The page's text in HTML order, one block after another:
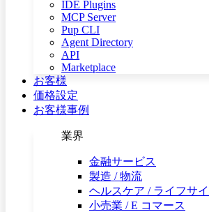
IDE Plugins
MCP Server
Pup CLI
Agent Directory
API
Marketplace
お客様
価格設定
お客様事例
業界
金融サービス
製造 / 物流
ヘルスケア / ライフサ
小売業 / E コマース